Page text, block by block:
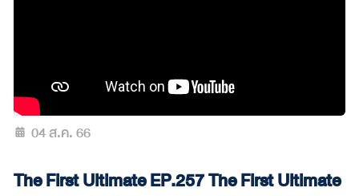
04 ส.ค. 66
The First Ultimate EP.257 The First Ultimate